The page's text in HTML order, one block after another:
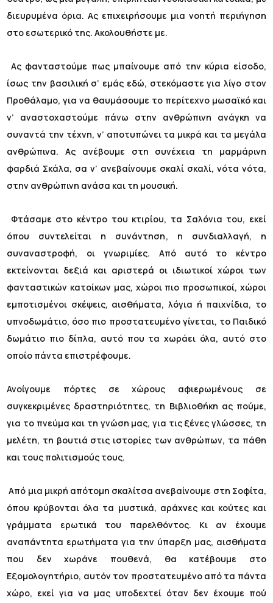
διευρυμένα όρια. Ας επιχειρήσουμε μια νοητή περιήγηση
στο εσωτερικό της. Ακολουθήστε με.
Ας φανταστούμε πως μπαίνουμε από την κύρια είσοδο,
ίσως την βασιλική σ’ εμάς εδώ, στεκόμαστε για λίγο στον
Προθάλαμο, για να θαυμάσουμε το περίτεχνο μωσαϊκό και
ν’ αναστοχαστούμε πάνω στην ανθρώπινη ανάγκη να
συναντά την τέχνη, ν’ αποτυπώνει τα μικρά και τα μεγάλα
ανθρώπινα. Ας ανέβουμε στη συνέχεια τη μαρμάρινη
φαρδιά Σκάλα, σα ν’ ανεβαίνουμε σκαλί σκαλί, νότα νότα,
στην ανθρώπινη ανάσα και τη μουσική.
Φτάσαμε στο κέντρο του κτιρίου, τα Σαλόνια του, εκεί
όπου συντελείται η συνάντηση, η συνδιαλλαγή, η
συναναστροφή, οι γνωριμίες. Από αυτό το κέντρο
εκτείνονται δεξιά και αριστερά οι ιδιωτικοί χώροι των
φανταστικών κατοίκων μας, χώροι πιο προσωπικοί, χώροι
εμποτισμένοι σκέψεις, αισθήματα, λόγια ή παιχνίδια, το
υπνοδωμάτιο, όσο πιο προστατευμένο γίνεται, το Παιδικό
δωμάτιο πιο δίπλα, αυτό που τα χωράει όλα, αυτό στο
οποίο πάντα επιστρέφουμε.
Ανοίγουμε πόρτες σε χώρους αφιερωμένους σε
συγκεκριμένες δραστηριότητες, τη Βιβλιοθήκη ας πούμε,
για το πνεύμα και τη γνώση μας, για τις ξένες γλώσσες, τη
μελέτη, τη βουτιά στις ιστορίες των ανθρώπων, τα πάθη
και τους πολιτισμούς τους.
Από μια μικρή απότομη σκαλίτσα ανεβαίνουμε στη Σοφίτα,
όπου κρύβονται όλα τα μυστικά, αράχνες και κούτες και
γράμματα ερωτικά του παρελθόντος. Κι αν έχουμε
αναπάντητα ερωτήματα για την ύπαρξη μας, αισθήματα
που δεν χωράνε πουθενά, θα κατέβουμε στο
Εξομολογητήριο, αυτόν τον προστατευμένο από τα πάντα
χώρο, εκεί για να μας υποδεχτεί όταν δεν έχουμε πού